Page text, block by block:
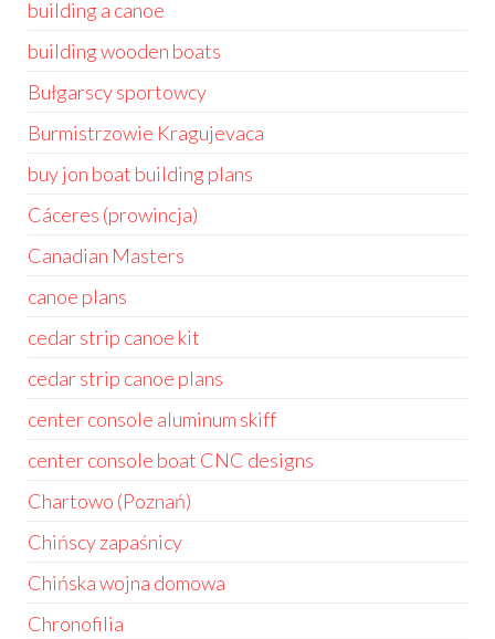
building a canoe
building wooden boats
Bułgarscy sportowcy
Burmistrzowie Kragujevaca
buy jon boat building plans
Cáceres (prowincja)
Canadian Masters
canoe plans
cedar strip canoe kit
cedar strip canoe plans
center console aluminum skiff
center console boat CNC designs
Chartowo (Poznań)
Chińscy zapaśnicy
Chińska wojna domowa
Chronofilia